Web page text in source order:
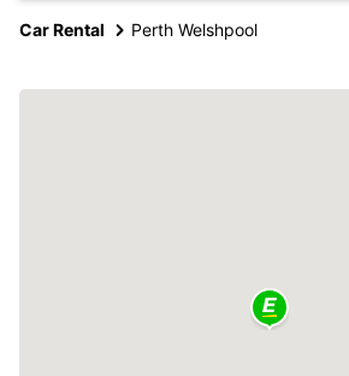
Car Rental Perth Welshpool